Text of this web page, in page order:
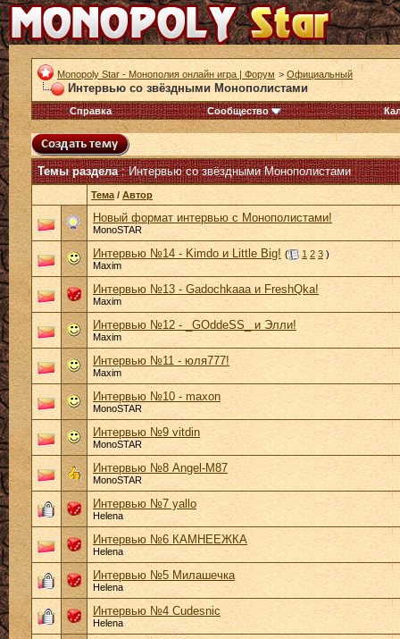
Monopoly Star - Монополия онлайн игра | Форум > Официальный
Интервью со звёздными Монополистами
Справка Сообщество
Темы раздела: Интервью со звёздными Монополистами
Тема / Автор
Новый формат интервью с Монополистами!
MonoSTAR
Интервью №14 - Kimdo и Little Big! ( 1 2 3 )
Maxim
Интервью №13 - Gadochkaaa и FreshQka!
Maxim
Интервью №12 - _GOddeSS_ и Элли!
Maxim
Интервью №11 - юля777!
Maxim
Интервью №10 - maxon
MonoSTAR
Интервью №9 vitdin
MonoSTAR
Интервью №8 Angel-M87
MonoSTAR
Интервью №7 yallo
Helena
Интервью №6 КАМНЕЕЖКА
Helena
Интервью №5 Милашечка
Helena
Интервью №4 Cudesnic
Helena